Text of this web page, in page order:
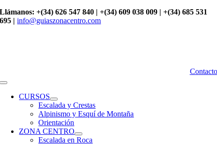
Saltar
al
Llámanos: +(34) 626 547 840 | +(34) 609 038 009 | +(34) 685 531
695 | info@guiaszonacentro.com
Contacto
Toggle
NavigationCURSOS
Escalada y Crestas
Alpinismo y Esquí de Montaña
Orientación
ZONA CENTRO
Escalada en Roca